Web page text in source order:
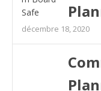
décembre 18, 2020